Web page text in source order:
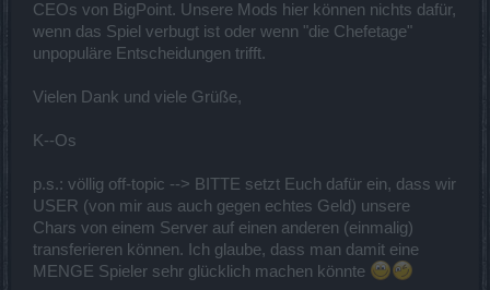
CEOs von BigPoint. Unsere Mods hier können nichts dafür,
wenn das Spiel verbugt ist oder wenn "die Chefetage"
unpopuläre Entscheidungen trifft.
Vielen Dank und viele Grüße,
K--Os
p.s.: völlig off-topic --> BITTE setzt Euch dafür ein, dass wir
USER (von mir aus auch gegen echtes Geld) unsere
Chars von einem Server auf einen anderen (einmalig)
transferieren können. Ich glaube, dass man damit eine
MENGE Spieler sehr glücklich machen könnte